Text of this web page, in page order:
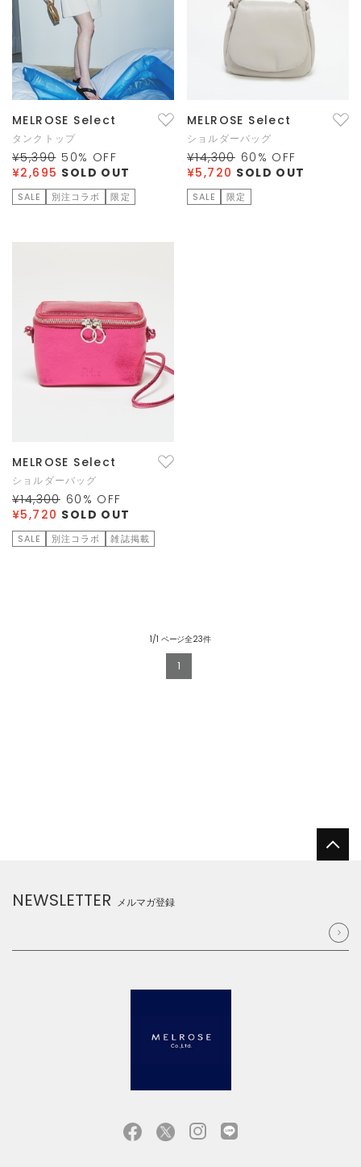
MELROSE Select
タンクトップ
¥5,390 50% OFF
¥2,695 SOLD OUT
SALE 別注コラボ 限定
MELROSE Select
ショルダーバッグ
¥14,300 60 % OFF
¥5,720 SOLD OUT
SALE 限定
MELROSE Select
ショルダーバッグ
¥14,300 60 % OFF
¥5,720 SOLD OUT
SALE 別注コラボ 雑誌掲載
1/1 ページ全23件
1
NEWSLETTER メルマガ登録